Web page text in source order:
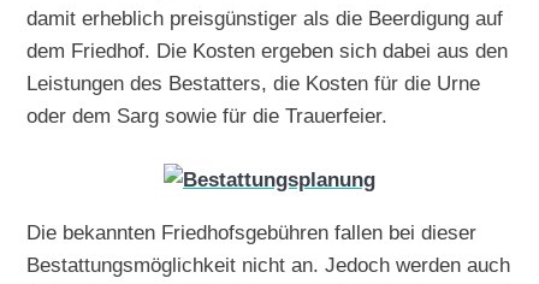
damit erheblich preisgünstiger als die Beerdigung auf
dem Friedhof. Die Kosten ergeben sich dabei aus den
Leistungen des Bestatters, die Kosten für die Urne
oder dem Sarg sowie für die Trauerfeier.
Die bekannten Friedhofsgebühren fallen bei dieser
Bestattungsmöglichkeit nicht an. Jedoch werden auch